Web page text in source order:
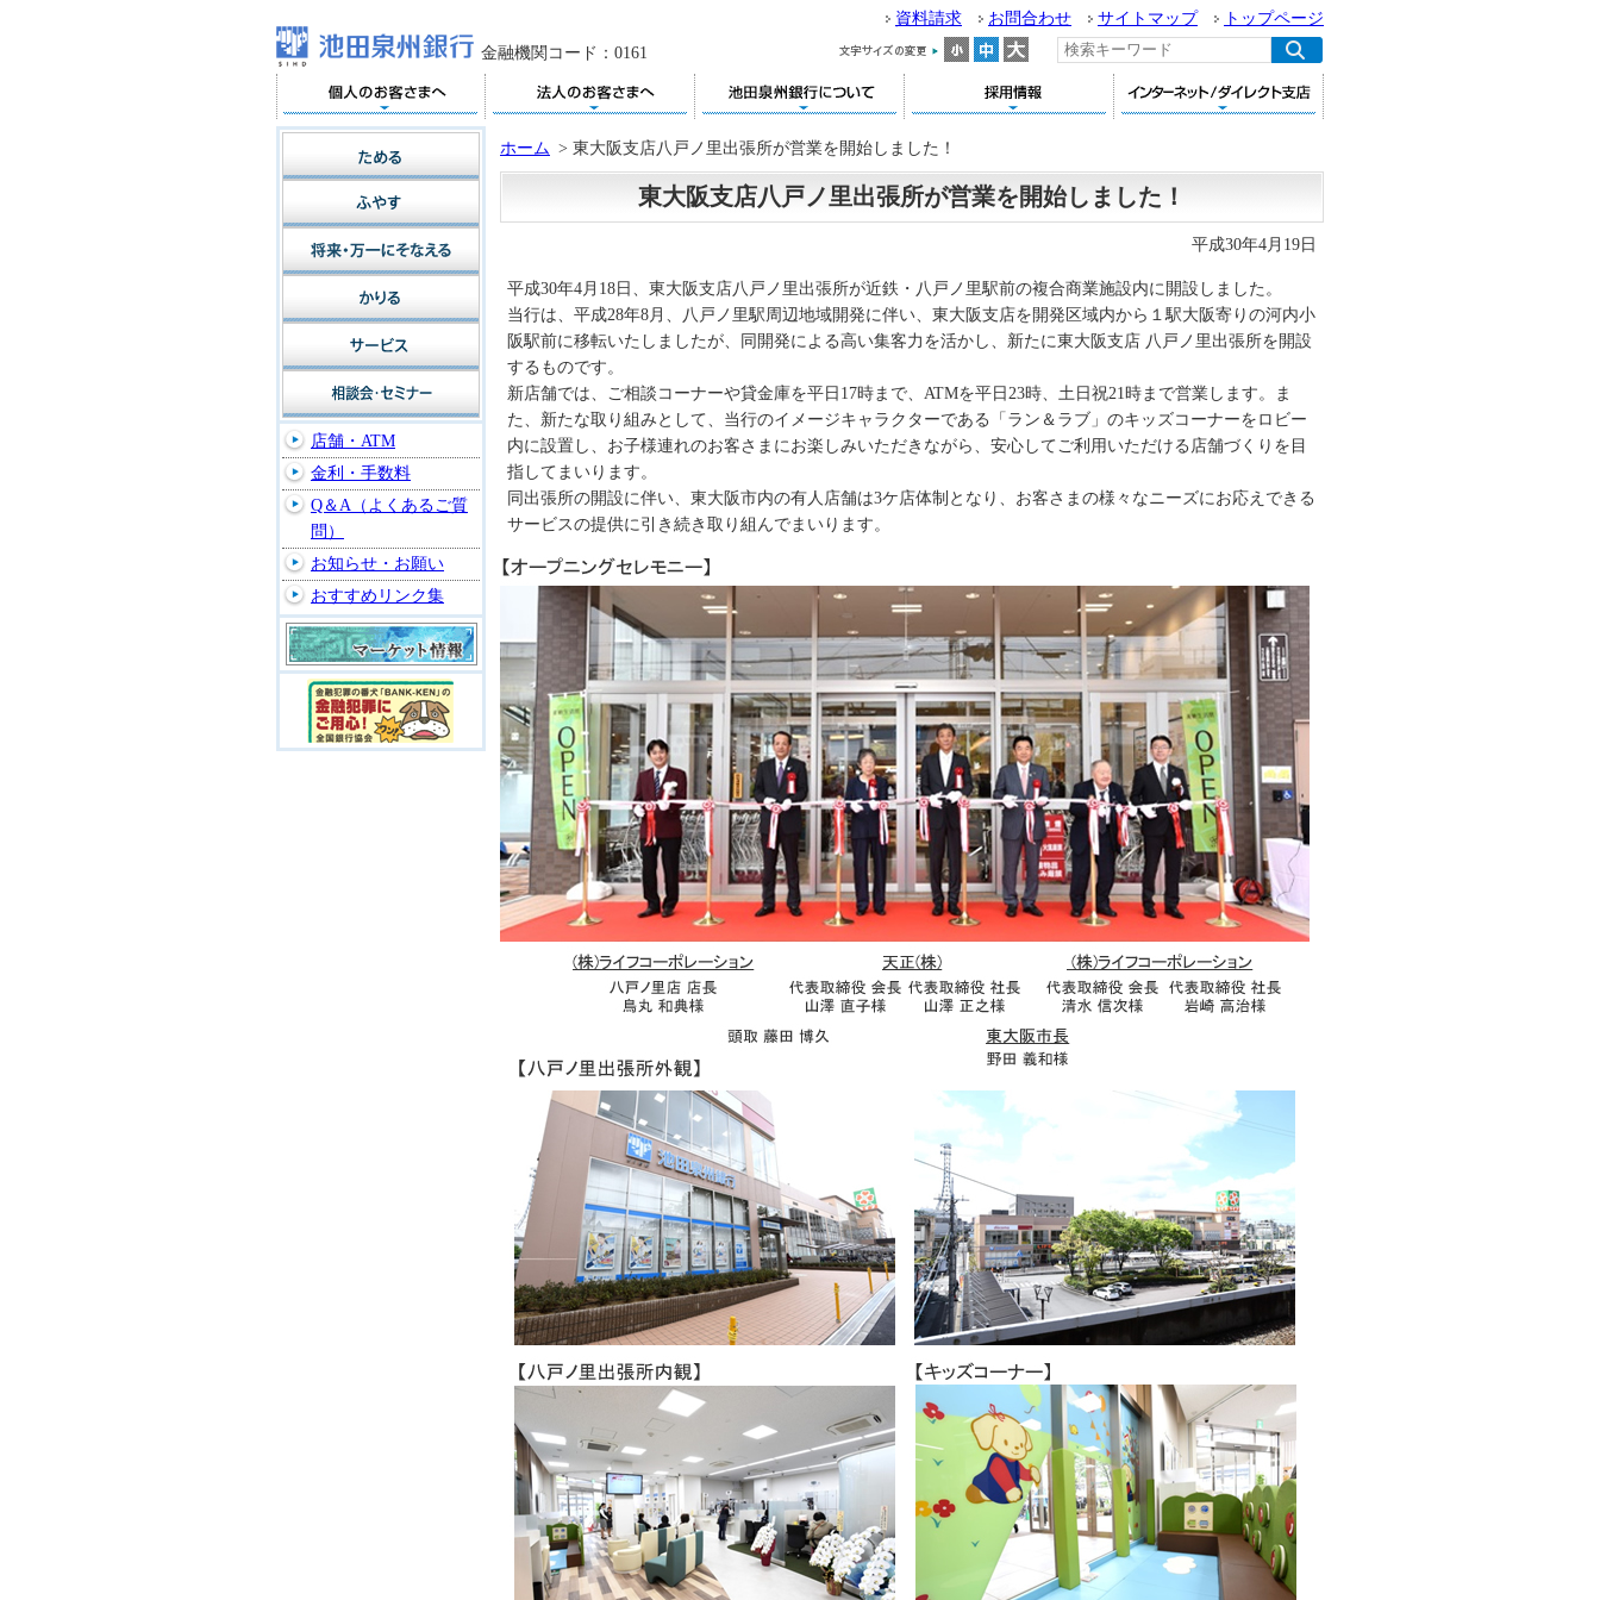
金融機関コード：0161
資料請求 お問合わせ サイトマップ トップページ
ホーム > 東大阪支店八戸ノ里出張所が営業を開始しました！
東大阪支店八戸ノ里出張所が営業を開始しました！
平成30年4月19日
平成30年4月18日、東大阪支店八戸ノ里出張所が近鉄・八戸ノ里駅前の複合商業施設内に開設しました。
当行は、平成28年8月、八戸ノ里駅周辺地域開発に伴い、東大阪支店を開発区域内から１駅大阪寄りの河内小
阪駅前に移転いたしましたが、同開発による高い集客力を活かし、新たに東大阪支店 八戸ノ里出張所を開設
するものです。
新店舗では、ご相談コーナーや貸金庫を平日17時まで、ATMを平日23時、土日祝21時まで営業します。ま
た、新たな取り組みとして、当行のイメージキャラクターである「ラン＆ラブ」のキッズコーナーをロビー
内に設置し、お子様連れのお客さまにお楽しみいただきながら、安心してご利用いただける店舗づくりを目
指してまいります。
同出張所の開設に伴い、東大阪市内の有人店舗は3ケ店体制となり、お客さまの様々なニーズにお応えできる
サービスの提供に引き続き取り組んでまいります。
店舗・ATM
金利・手数料
Q＆A（よくあるご質
問）
お知らせ・お願い
おすすめリンク集